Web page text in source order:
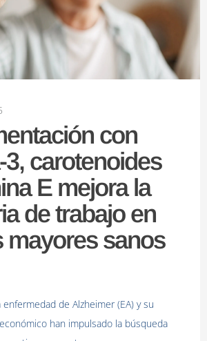
con
carotenoides
E mejora la
de trabajo en
mayores sanos
de Alzheimer (EA) y su
han impulsado la búsqueda